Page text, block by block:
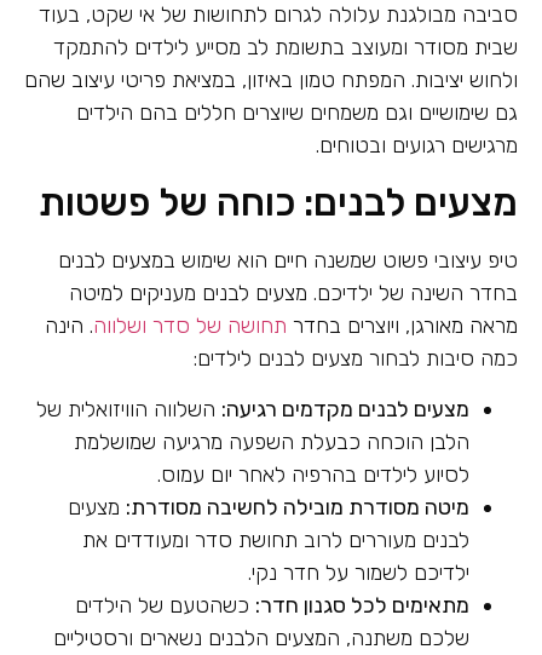
סביבה מבולגנת עלולה לגרום לתחושות של אי שקט, בעוד
שבית מסודר ומעוצב בתשומת לב מסייע לילדים להתמקד
ולחוש יציבות. המפתח טמון באיזון, במציאת פריטי עיצוב שהם
גם שימושיים וגם משמחים שיוצרים חללים בהם הילדים
מרגישים רגועים ובטוחים.
מצעים לבנים: כוחה של פשטות
טיפ עיצובי פשוט שמשנה חיים הוא שימוש במצעים לבנים
בחדר השינה של ילדיכם. מצעים לבנים מעניקים למיטה
מראה מאורגן, ויוצרים בחדר תחושה של סדר ושלווה. הינה
כמה סיבות לבחור מצעים לבנים לילדים:
מצעים לבנים מקדמים רגיעה: השלווה הוויזואלית של
הלבן הוכחה כבעלת השפעה מרגיעה שמושלמת
לסיוע לילדים בהרפיה לאחר יום עמוס.
מיטה מסודרת מובילה לחשיבה מסודרת: מצעים
לבנים מעוררים לרוב תחושת סדר ומעודדים את
ילדיכם לשמור על חדר נקי.
מתאימים לכל סגנון חדר: כשהטעם של הילדים
שלכם משתנה, המצעים הלבנים נשארים ורסטיליים